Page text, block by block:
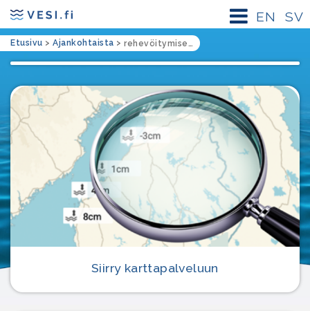
SV
EN
Etusivu > Ajankohtaista > rehevöitymisen vaikutukset
Siirry karttapalveluun